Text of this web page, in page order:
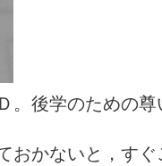
。後学のための
おかないと，す